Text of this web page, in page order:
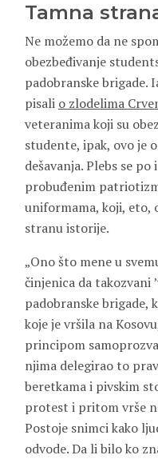
Tamna
Ne možemo da ne
obezbeđivanje
padobranske brigade.
pisali o zlodelima
veteranima koji su
studente, ipak, ovo je
dešavanja. Plebs se
probuđenim
uniformama, koji, eto,
stranu istorije.
„Ono što mene u
činjenica da takozvani
padobranske brigade,
koje je vršila na
principom
njima delegirao to
beretkama i pivskim
protest i pritom vrše
Postoje snimci kako
odvode. Da li bilo ko